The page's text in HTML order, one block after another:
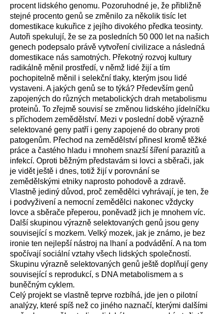
procent lidského genomu. Pozoruhodné je, že přibližně
stejné procento genů se změnilo za několik tisíc let
domestikace kukuřice z jejího divokého předka teosinty.
Autoři spekulují, že se za posledních 50 000 let na našich
genech podepsalo právě vytvoření civilizace a následná
domestikace nás samotných. Překotný rozvoj kultury
radikálně měnil prostředí, v němž lidé žijí a tím
pochopitelně měnil i selekční tlaky, kterým jsou lidé
vystaveni. A jakých genů se to týká? Především genů
zapojených do různých metabolických drah metabolismu
proteinů. To zřejmě souvisí se změnou lidského jídelníčku
s příchodem zemědělství. Mezi v poslední době výrazně
selektované geny patří i geny zapojené do obrany proti
patogenům. Přechod na zemědělství přinesl kromě těžké
práce a častého hladu i mnohem snazší šíření parazitů a
infekcí. Oproti běžným představám si lovci a sběrači, jak
je vidět ještě i dnes, totiž žijí v porovnání se
zemědělskými etniky naprosto pohodově a zdravě.
Vlastně jediný důvod, proč zemědělci vyhrávají, je ten, že
i podvyživení a nemocní zemědělci nakonec vždycky
lovce a sběrače přeperou, poněvadž jich je mnohem víc.
Další skupinou výrazně selektovaných genů jsou geny
související s mozkem. Velký mozek, jak je známo, je bez
ironie ten nejlepší nástroj na lhaní a podvádění. A na tom
spočívají sociální vztahy všech lidských společností.
Skupinu výrazně selektovaných genů ještě doplňují geny
související s reprodukcí, s DNA metabolismem a s
buněčným cyklem.
Celý projekt se vlastně teprve rozbíhá, jde jen o pilotní
analýzy, které spíš než co jiného naznačí, kterými dalšími